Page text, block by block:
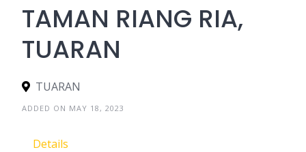
TAMAN RIANG RIA,
TUARAN
TUARAN
ADDED ON MAY 18, 2023
Details